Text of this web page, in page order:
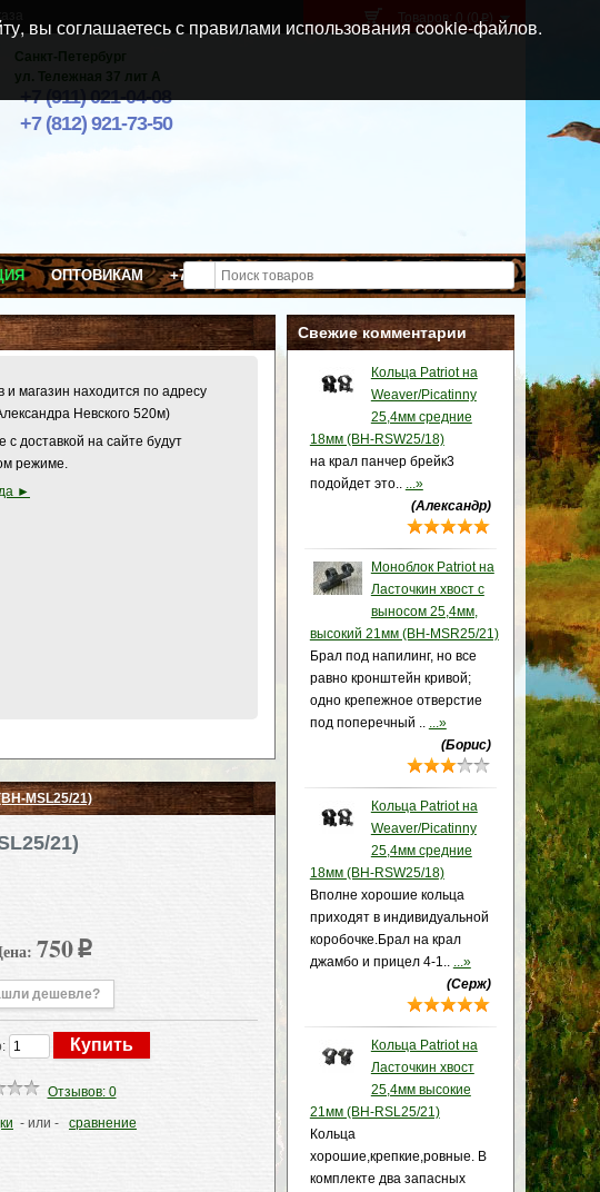
Санкт-Петербург
ул. Тележная 37 лит А
+7 (911) 021-04-08
+7 (812) 921-73-50
Товаров: 0 (0 p )
ОПТОВИКАМ +7 (911) 021-04-08
Свежие комментарии
Кольца Patriot на
Weaver/Picatinny
25,4мм средние
18мм (BH-RSW25/18)
на крал панчер брейк3
подойдет это.. ...»
(Александр)
Моноблок Patriot на
Ласточкин хвост с
выносом 25,4мм,
высокий 21мм (BH-MSR25/21)
Брал под напилинг, но все
равно кронштейн кривой;
одно крепежное отверстие
под поперечный .. ...»
(Борис)
Кольца Patriot на
Weaver/Picatinny
25,4мм средние
18мм (BH-RSW25/18)
Вполне хорошие кольца
приходят в индивидуальной
коробочке.Брал на крал
джамбо и прицел 4-1.. ...»
(Серж)
Кольца Patriot на
Ласточкин хвост
25,4мм высокие
21мм (BH-RSL25/21)
Кольца
хорошие,крепкие,ровные. В
комплекте два запасных
и магазин находится по адресу
Невского 520м)
доставкой на сайте будут
режиме.
►
MSL25/21)
21)
750 p
дешевле?
Отзывов: 0
- или - сравнение
вы соглашаетесь с правилами использования cookie-файлов.